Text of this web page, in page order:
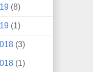
(8)
(1)
(3)
(1)